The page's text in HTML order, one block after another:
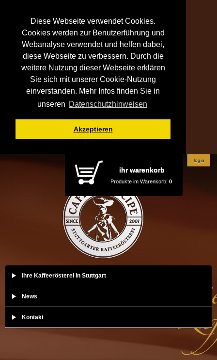
Diese Webseite verwendet Cookies.
Cookies werden zur Benutzerführung und
Webanalyse verwendet und helfen dabei,
diese Webseite zu verbessern. Durch die
weitere Nutzung dieser Webseite erklären
Sie sich mit unserer Cookie-Nutzung
einverstanden. Mehr Infos finden Sie in
unseren Datenschutzhinweisen
Akzeptieren
ihr warenkorb
Produkte im Warenkorb: 0
login
Ihre Kaffeerösterei in Stuttgart
News
Kontakt